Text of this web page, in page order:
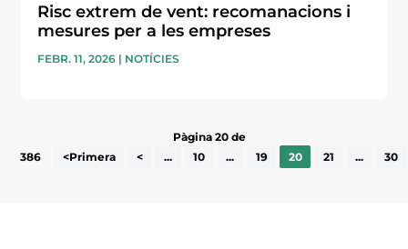
Risc extrem de vent: recomanacions i
mesures per a les empreses
FEBR. 11, 2026 | NOTÍCIES
Pàgina 20 de
386
<Primera < ... 10 ... 19 20 21 ... 30